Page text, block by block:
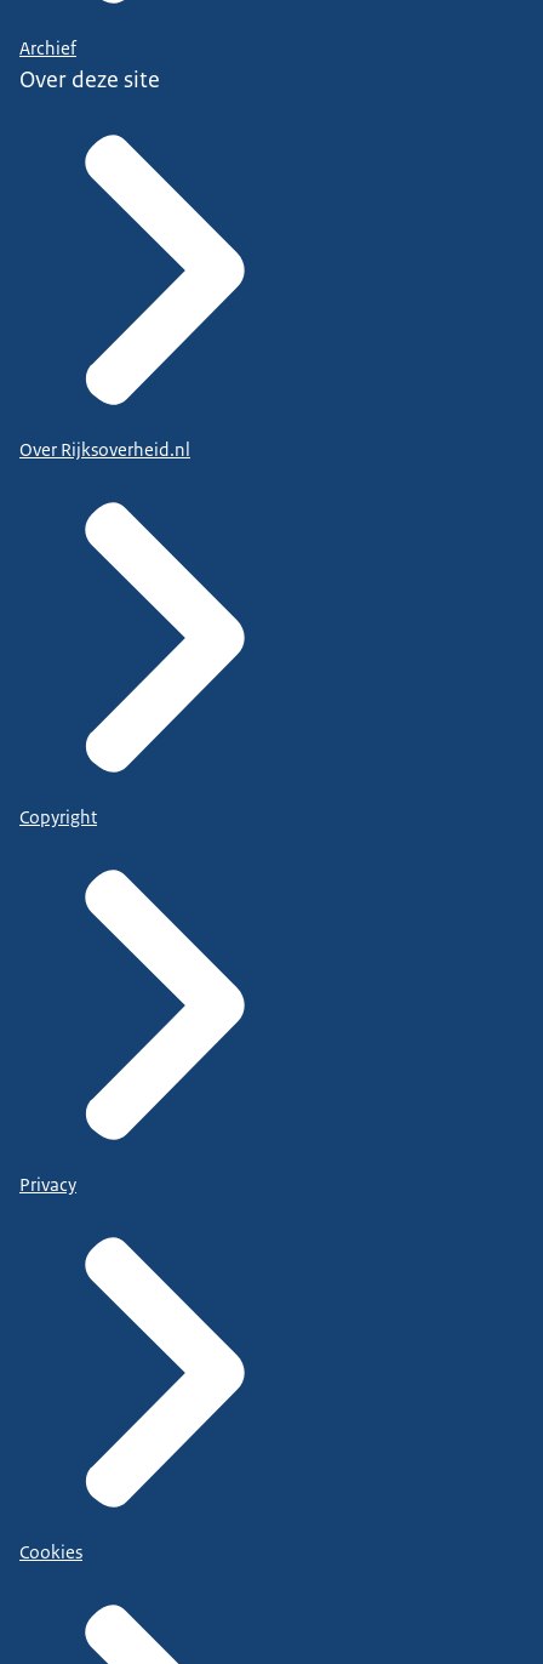
Archief
Over deze site
Over Rijksoverheid.nl
Copyright
Privacy
Cookies